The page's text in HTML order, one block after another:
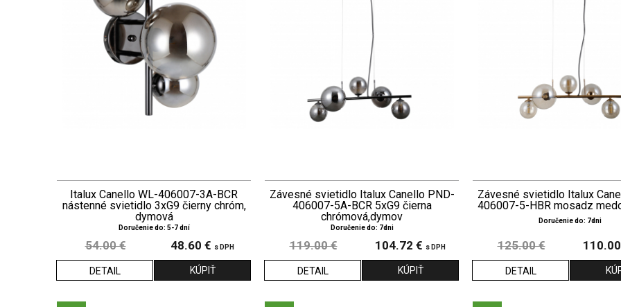
Italux Canello WL-406007-3A-BCR
nástenné svietidlo 3xG9 čierny chróm,
dymová
Doručenie do: 5-7 dní
54.00 € 48.60 € s DPH
DETAIL
Závesné svietidlo Italux Canello PND-
406007-5A-BCR 5xG9 čierna
chrómová,dymov
Doručenie do: 7dni
119.00 € 104.72 € s DPH
DETAIL
Závesné svietidlo Italux
406007-5-HBR mosadz
Doručenie do: 7dni
125.00 €
DETAIL